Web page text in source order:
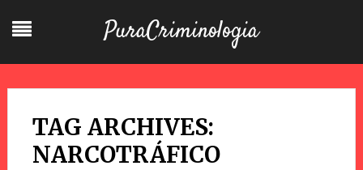
PuraCriminologia
TAG ARCHIVES:
NARCOTRÁFICO